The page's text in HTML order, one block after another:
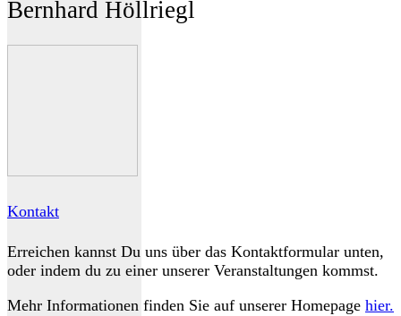
Bernhard Höllriegl
Kontakt
Erreichen kannst Du uns über das Kontaktformular unten,
oder indem du zu einer unserer Veranstaltungen kommst.
Mehr Informationen finden Sie auf unserer Homepage hier.